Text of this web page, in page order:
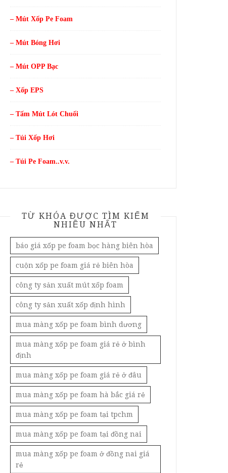
– Mút Xốp Pe Foam
– Mút Bóng Hơi
– Mút OPP Bạc
– Xốp EPS
– Tấm Mút Lót Chuối
– Túi Xốp Hơi
– Túi Pe Foam..v.v.
TỪ KHÓA ĐƯỢC TÌM KIẾM
NHIỀU NHẤT
báo giá xốp pe foam bọc hàng biên hòa
cuộn xốp pe foam giá rẻ biên hòa
công ty sản xuất mút xốp foam
công ty sản xuất xốp định hình
mua màng xốp pe foam bình dương
mua màng xốp pe foam giá rẻ ở bình
định
mua màng xốp pe foam giá rẻ ở đâu
mua màng xốp pe foam hà bắc giá rẻ
mua màng xốp pe foam tại tpchm
mua màng xốp pe foam tại đồng nai
mua màng xốp pe foam ở đồng nai giá
rẻ